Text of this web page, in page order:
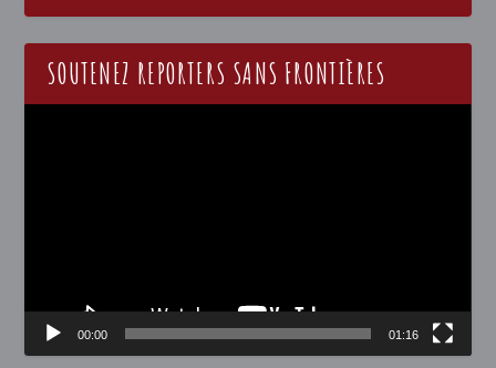
SOUTENEZ REPORTERS SANS FRONTIÈRES
00:00 01:16